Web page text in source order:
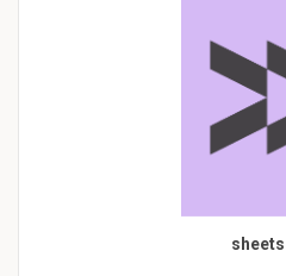
sheets